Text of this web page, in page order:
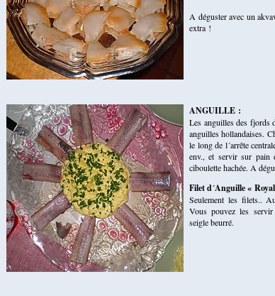
A déguster avec un
extra !
ANGUILLE :
Les anguilles des fjords
anguilles hollandaises.
le long de l´arrête
env., et servir sur pain
ciboulette hachée. A
Filet d´Anguille «
Seulement les filets..
Vous pouvez les
seigle beurré.